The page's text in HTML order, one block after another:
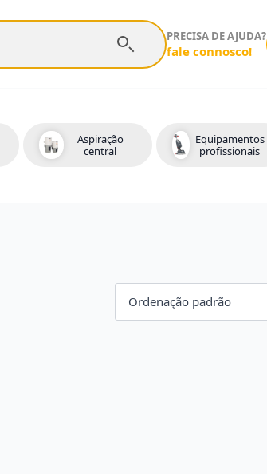
PRECISA DE AJUDA?
fale connosco!
Aspiração
central
Equipamentos
profissionais